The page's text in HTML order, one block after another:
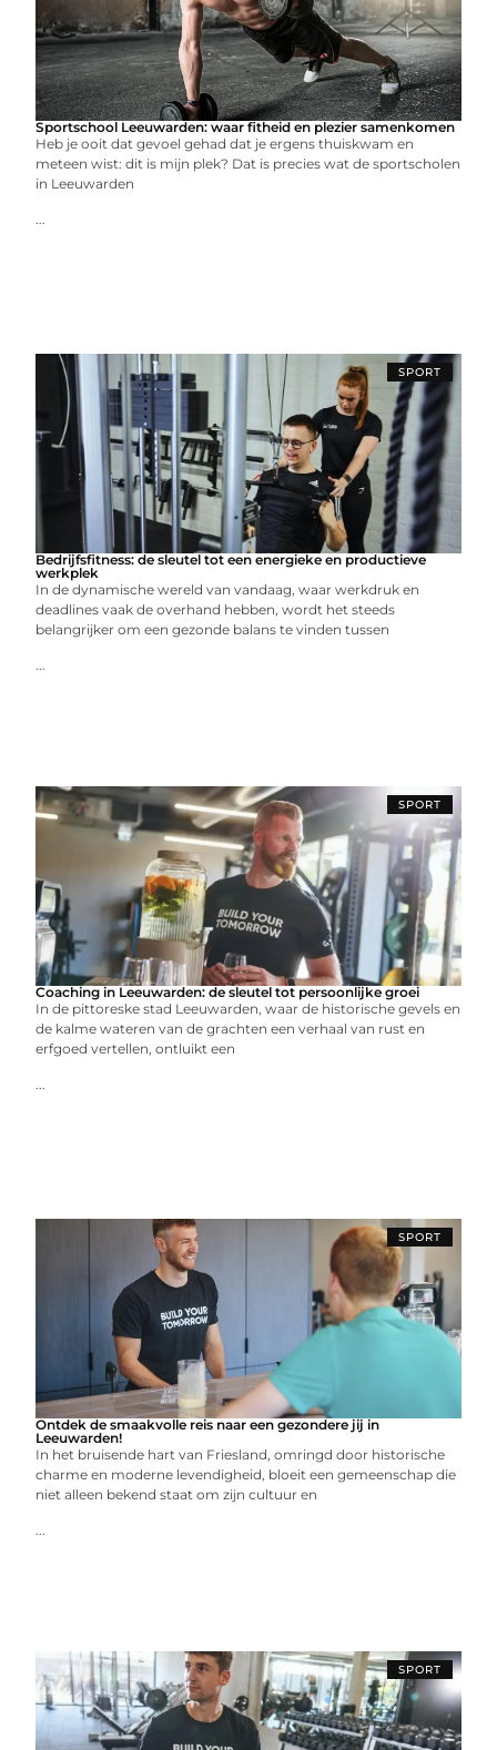
Sportschool Leeuwarden: waar fitheid en plezier samenkomen
Heb je ooit dat gevoel gehad dat je ergens thuiskwam en
meteen wist: dit is mijn plek? Dat is precies wat de sportscholen
in Leeuwarden
...
SPORT
Bedrijfsfitness: de sleutel tot een energieke en productieve
werkplek
In de dynamische wereld van vandaag, waar werkdruk en
deadlines vaak de overhand hebben, wordt het steeds
belangrijker om een gezonde balans te vinden tussen
...
SPORT
Coaching in Leeuwarden: de sleutel tot persoonlijke groei
In de pittoreske stad Leeuwarden, waar de historische gevels en
de kalme wateren van de grachten een verhaal van rust en
erfgoed vertellen, ontluikt een
...
SPORT
Ontdek de smaakvolle reis naar een gezondere jij in
Leeuwarden!
In het bruisende hart van Friesland, omringd door historische
charme en moderne levendigheid, bloeit een gemeenschap die
niet alleen bekend staat om zijn cultuur en
...
SPORT